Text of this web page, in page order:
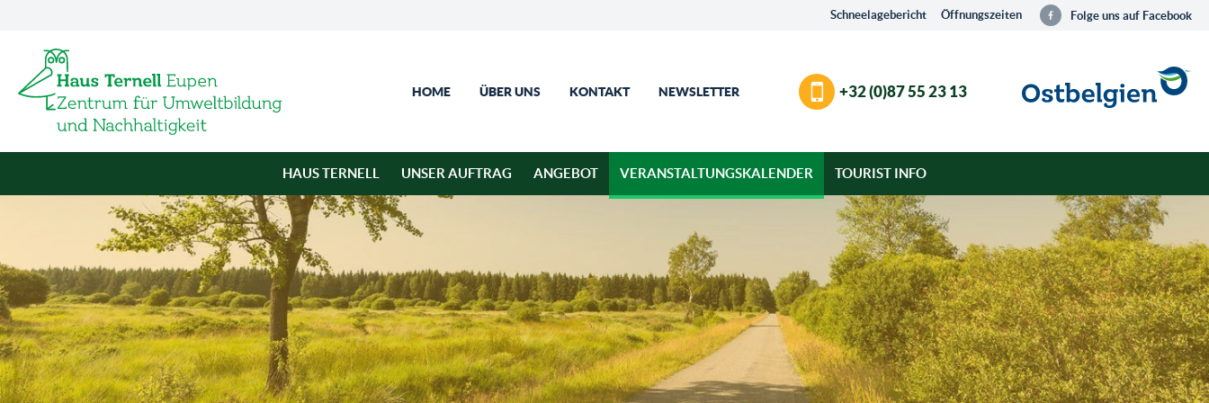
Schneelagebericht Öffnungszeiten Folge uns auf Facebook
HOME ÜBER UNS KONTAKT NEWSLETTER +32 (0)87 55 23 13
HAUS TERNELL UNSER AUFTRAG ANGEBOT VERANSTALTUNGSKALENDER TOURIST INFO